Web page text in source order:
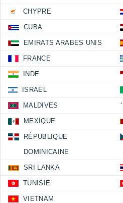
CHYPRE
CUBA
EMIRATS ARABES UNIS
FRANCE
INDE
ISRAËL
MALDIVES
MEXIQUE
RÉPUBLIQUE
DOMINICAINE
SRI LANKA
TUNISIE
VIETNAM